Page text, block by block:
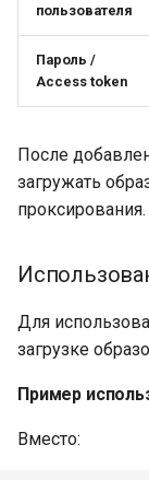
пользователя
Пароль /
Access token
После
загружать
проксирования.
Для
загрузке
Пример
Вместо: